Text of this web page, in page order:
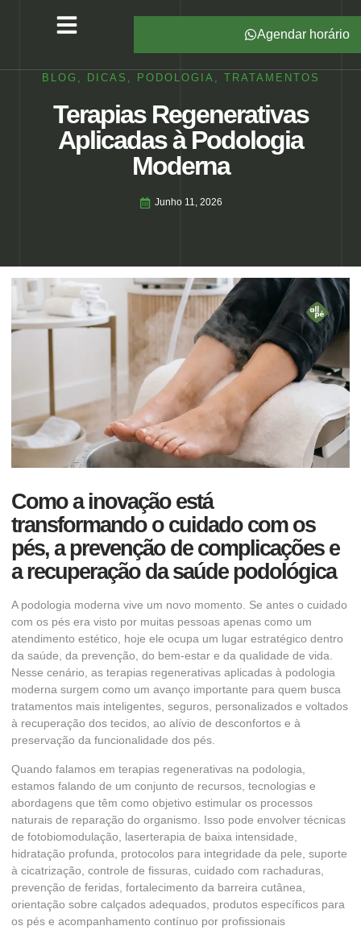
Agendar horário
BLOG , DICAS , PODOLOGIA , TRATAMENTOS
Terapias Regenerativas
Aplicadas à Podologia
Moderna
Junho 11, 2026
Como a inovação está
transformando o cuidado com os
pés, a prevenção de complicações e
a recuperação da saúde podológica
A podologia moderna vive um novo momento. Se antes o cuidado
com os pés era visto por muitas pessoas apenas como um
atendimento estético, hoje ele ocupa um lugar estratégico dentro
da saúde, da prevenção, do bem-estar e da qualidade de vida.
Nesse cenário, as terapias regenerativas aplicadas à podologia
moderna surgem como um avanço importante para quem busca
tratamentos mais inteligentes, seguros, personalizados e voltados
à recuperação dos tecidos, ao alívio de desconfortos e à
preservação da funcionalidade dos pés.
Quando falamos em terapias regenerativas na podologia,
estamos falando de um conjunto de recursos, tecnologias e
abordagens que têm como objetivo estimular os processos
naturais de reparação do organismo. Isso pode envolver técnicas
de fotobiomodulação, laserterapia de baixa intensidade,
hidratação profunda, protocolos para integridade da pele, suporte
à cicatrização, controle de fissuras, cuidado com rachaduras,
prevenção de feridas, fortalecimento da barreira cutânea,
orientação sobre calçados adequados, produtos específicos para
os pés e acompanhamento contínuo por profissionais